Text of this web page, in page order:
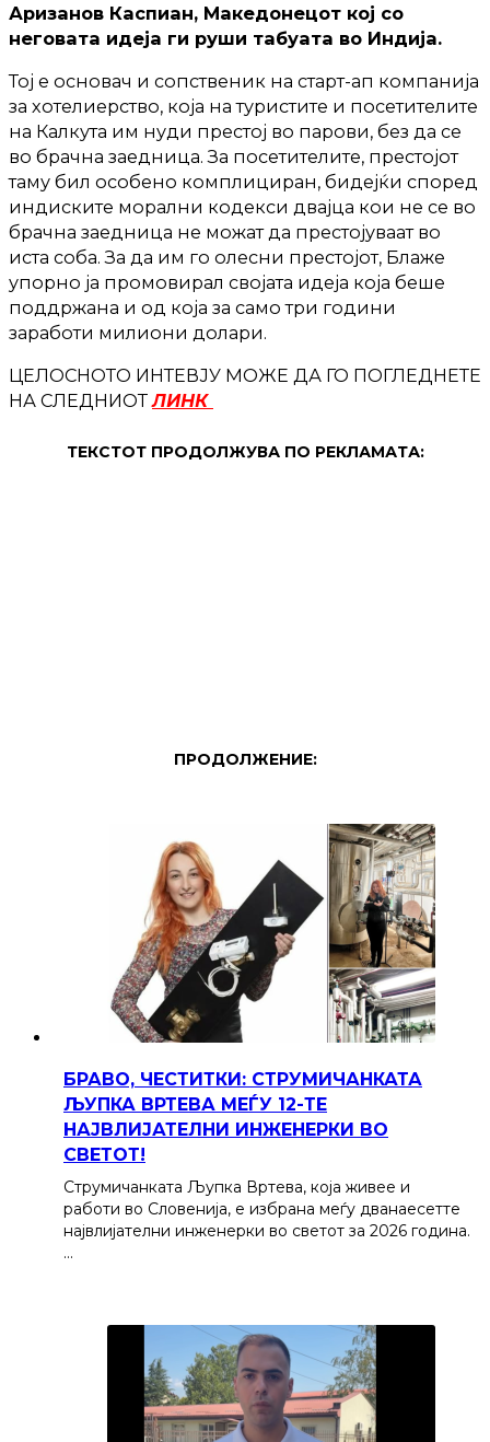
Аризанов Каспиан, Македонецот кој со
неговата идеја ги руши табуата во Индија.
Тој е основач и сопственик на старт-ап компанија
за хотелиерство, која на туристите и посетителите
на Калкута им нуди престој во парови, без да се
во брачна заедница. За посетителите, престојот
таму бил особено комплициран, бидејќи според
индиските морални кодекси двајца кои не се во
брачна заедница не можат да престојуваат во
иста соба. За да им го олесни престојот, Блаже
упорно ја промовирал својата идеја која беше
поддржана и од која за само три години
заработи милиони долари.
ЦЕЛОСНОТО ИНТЕВЈУ МОЖЕ ДА ГО ПОГЛЕДНЕТЕ
НА СЛЕДНИОТЛИНК
ТЕКСТОТ ПРОДОЛЖУВА ПО РЕКЛАМАТА:
ПРОДОЛЖЕНИЕ:
БРАВО, ЧЕСТИТКИ: СТРУМИЧАНКАТА
ЉУПКА ВРТЕВА МЕЃУ 12-ТЕ
НАЈВЛИЈАТЕЛНИ ИНЖЕНЕРКИ ВО
СВЕТОТ!
Струмичанката Љупка Вртева, која живее и
работи во Словенија, е избрана меѓу дванаесетте
највлијателни инженерки во светот за 2026 година.
…